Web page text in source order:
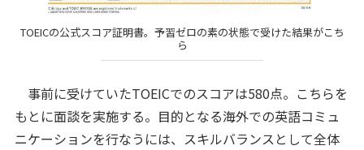
TOEICの公式スコア証明書。予習ゼロの素の状態で受けた結果がこち
ら
事前に受けていたTOEICでのスコアは580点。こちらを
もとに面談を実施する。目的となる海外での英語コミュ
ニケーションを行なうには、スキルバランスとして全体